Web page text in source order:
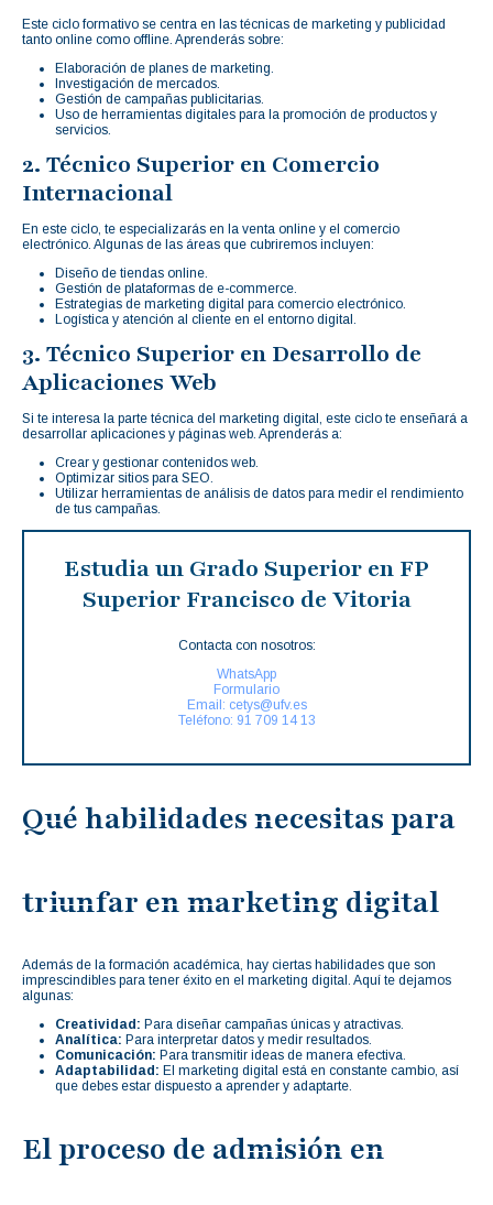
Este ciclo formativo se centra en las técnicas de marketing y publicidad
tanto online como offline. Aprenderás sobre:
Elaboración de planes de marketing.
Investigación de mercados.
Gestión de campañas publicitarias.
Uso de herramientas digitales para la promoción de productos y
servicios.
2. Técnico Superior en Comercio
Internacional
En este ciclo, te especializarás en la venta online y el comercio
electrónico. Algunas de las áreas que cubriremos incluyen:
Diseño de tiendas online.
Gestión de plataformas de e-commerce.
Estrategias de marketing digital para comercio electrónico.
Logística y atención al cliente en el entorno digital.
3. Técnico Superior en Desarrollo de
Aplicaciones Web
Si te interesa la parte técnica del marketing digital, este ciclo te enseñará a
desarrollar aplicaciones y páginas web. Aprenderás a:
Crear y gestionar contenidos web.
Optimizar sitios para SEO.
Utilizar herramientas de análisis de datos para medir el rendimiento
de tus campañas.
Estudia un Grado Superior en FP
Superior Francisco de Vitoria
Contacta con nosotros:
WhatsApp
Formulario
Email: cetys@ufv.es
Teléfono: 91 709 14 13
Qué habilidades necesitas para
triunfar en marketing digital
Además de la formación académica, hay ciertas habilidades que son
imprescindibles para tener éxito en el marketing digital. Aquí te dejamos
algunas:
Creatividad: Para diseñar campañas únicas y atractivas.
Analítica: Para interpretar datos y medir resultados.
Comunicación: Para transmitir ideas de manera efectiva.
Adaptabilidad: El marketing digital está en constante cambio, así
que debes estar dispuesto a aprender y adaptarte.
El proceso de admisión en